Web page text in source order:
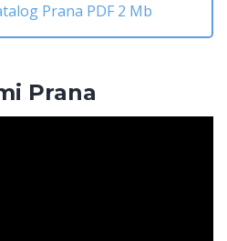
Prana PDF 2 Mb
Prana